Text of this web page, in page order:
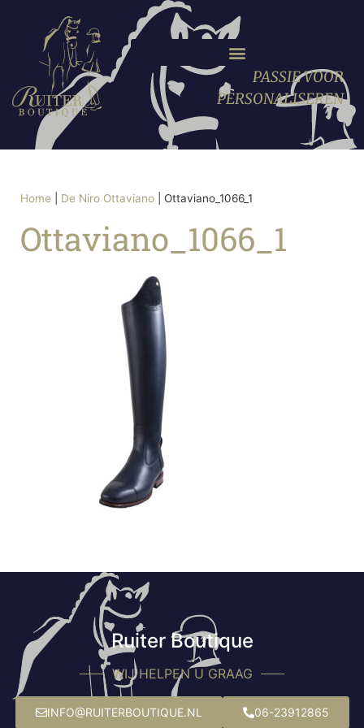
PASSIE VOOR
PERSONALISEREN
Home De Niro Ottaviano Ottaviano_1066_1
Ottaviano_1066_1
Ruiter Boutique
WIJ HELPEN U GRAAG
INFO@RUITERBOUTIQUE.NL 06-23912865